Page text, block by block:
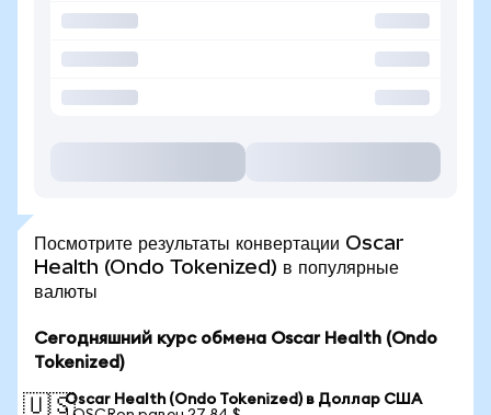
Посмотрите результаты конвертации Oscar
Health (Ondo Tokenized) в популярные
валюты
Сегодняшний курс обмена Oscar Health (Ondo
Tokenized)
🇺🇸Oscar Health (Ondo Tokenized) в Доллар США